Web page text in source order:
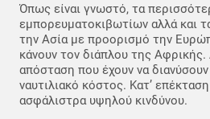
Όπως είναι γνωστό, τα
εμπορευματοκιβωτίων αλλά και
την Ασία με προορισμό την
κάνουν τον διάπλου της Αφρικής.
απόσταση που έχουν να
ναυτιλιακό κόστος. Κατ’ επέκταση
ασφάλιστρα υψηλού κινδύνου.